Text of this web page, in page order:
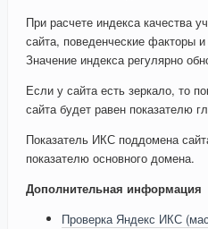
При расчете индекса качества
сайта, поведенческие факторы
Значение индекса регулярно
Если у сайта есть зеркало, то
сайта будет равен показателю
Показатель ИКС поддомена
показателю основного домена.
Дополнительная информация
Проверка Яндекс ИКС